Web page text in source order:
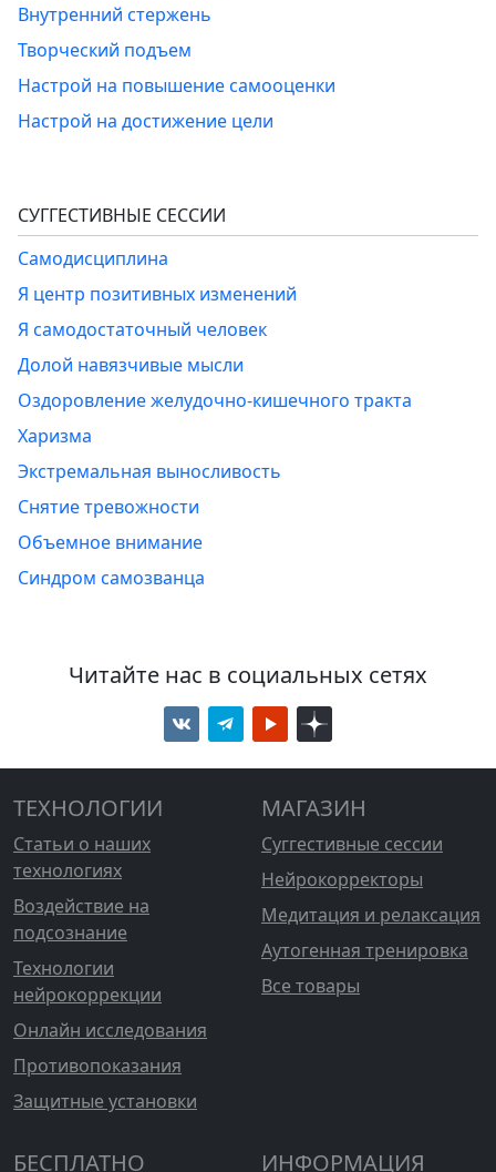
Внутренний стержень
Творческий подъем
Настрой на повышение самооценки
Настрой на достижение цели
СУГГЕСТИВНЫЕ СЕССИИ
Самодисциплина
Я центр позитивных изменений
Я самодостаточный человек
Долой навязчивые мысли
Оздоровление желудочно-кишечного тракта
Харизма
Экстремальная выносливость
Снятие тревожности
Объемное внимание
Синдром самозванца
Читайте нас в социальных сетях
ТЕХНОЛОГИИ
Статьи о наших
технологиях
Воздействие на
подсознание
Технологии
нейрокоррекции
Онлайн исследования
Противопоказания
Защитные установки
МАГАЗИН
Суггестивные сессии
Нейрокорректоры
Медитация и релаксация
Аутогенная тренировка
Все товары
БЕСПЛАТНО ИНФОРМАЦИЯ